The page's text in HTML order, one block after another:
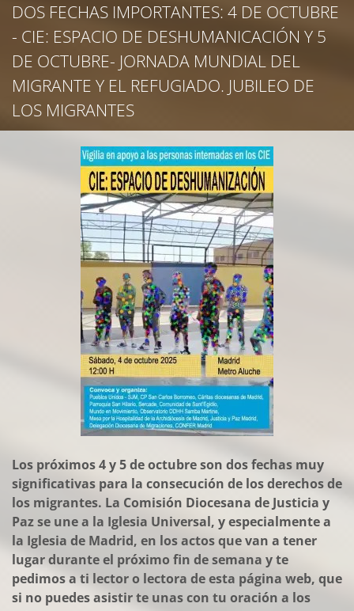
DOS FECHAS IMPORTANTES: 4 DE OCTUBRE
- CIE: ESPACIO DE DESHUMANICACIÓN Y 5
DE OCTUBRE- JORNADA MUNDIAL DEL
MIGRANTE Y EL REFUGIADO. JUBILEO DE
LOS MIGRANTES
Los próximos 4 y 5 de octubre son dos fechas muy
significativas para la consecución de los derechos de
los migrantes. La Comisión Diocesana de Justicia y
Paz se une a la Iglesia Universal, y especialmente a
la Iglesia de Madrid, en los actos que van a tener
lugar durante el próximo fin de semana y te
pedimos a ti lector o lectora de esta página web, que
si no puedes asistir te unas con tu oración a los